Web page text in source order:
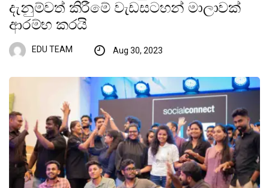
දැනුම්වත් කිරීමේ වැඩසටහන් මාලාවක්
ආරම්භ කරයි
EDU TEAM Aug 30, 2023